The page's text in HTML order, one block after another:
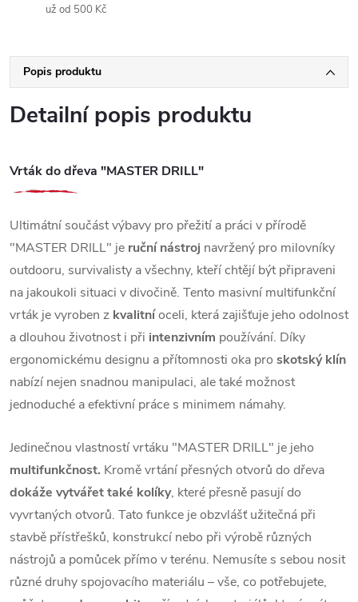
už od 500 Kč
Popis produktu
Detailní popis produktu
Vrták do dřeva "MASTER DRILL"
Ultimátní součást výbavy pro přežití a práci v přírodě
"MASTER DRILL" je ruční nástroj navržený pro milovníky
outdooru, survivalisty a všechny, kteří chtějí být připraveni
na jakoukoli situaci v divočině. Tento masivní multifunkční
vrták je vyroben z kvalitníoceli, která zajišťuje jeho odolnost
a dlouhou životnost i při intenzivním používání. Díky
ergonomickému designu a přítomnosti oka pro skotský klín
nabízí nejen snadnou manipulaci, ale také možnost
jednoduché a efektivní práce s minimem námahy.
Jedinečnou vlastností vrtáku "MASTER DRILL" je jeho
multifunkčnost. Kromě vrtání přesných otvorů do dřeva
dokáže vytvářet také kolíky, které přesně pasují do
vyvrtaných otvorů. Tato funkce je obzvlášť užitečná při
stavbě přístřešků, konstrukcí nebo při výrobě různých
nástrojů a pomůcek přímo v terénu. Nemusíte s sebou nosit
různé druhy spojovacího materiálu – vše, co potřebujete,